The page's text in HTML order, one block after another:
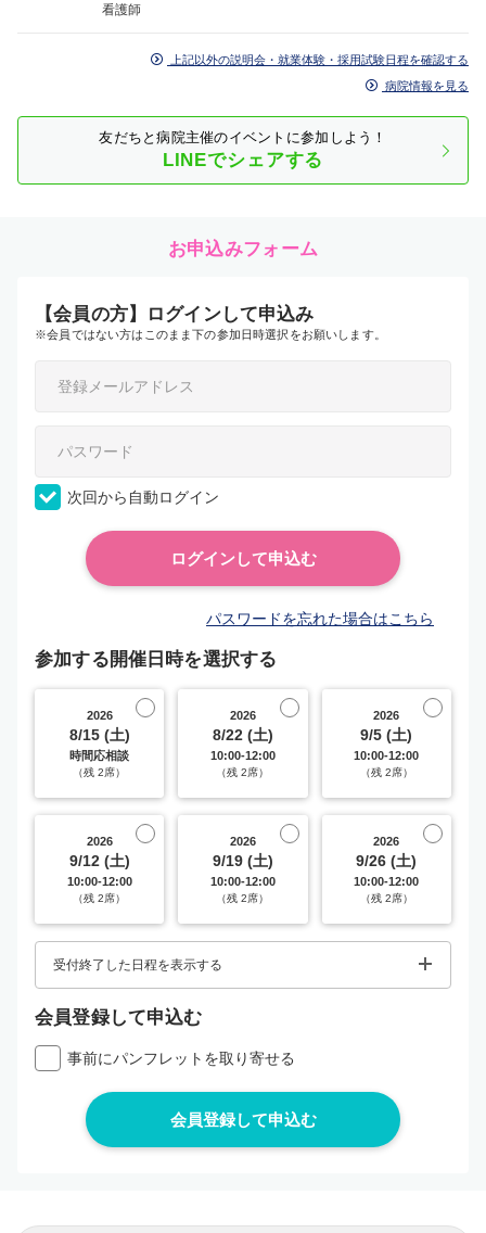
看護師
上記以外の説明会・就業体験・採用試験日程を確認する
病院情報を見る
友だちと病院主催のイベントに参加しよう！
LINEでシェアする
お申込みフォーム
【会員の方】ログインして申込み
※会員ではない方はこのまま下の参加日時選択をお願いします。
次回から自動ログイン
パスワードを忘れた場合はこちら
参加する開催日時を選択する
2026
8/15 (土)
時間応相談
（残 2席）
2026
8/22 (土)
10:00-12:00
（残 2席）
2026
9/5 (土)
10:00-12:00
（残 2席）
2026
9/12 (土)
10:00-12:00
（残 2席）
2026
9/19 (土)
10:00-12:00
（残 2席）
2026
9/26 (土)
10:00-12:00
（残 2席）
受付終了した日程を表示する
会員登録して申込む
事前にパンフレットを取り寄せる